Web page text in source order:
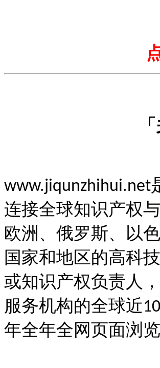
连接全球知识产权
欧洲、俄罗斯、以
国家和地区的高科
或知识产权负责人
服务机构的全球近
年全年全网页面浏